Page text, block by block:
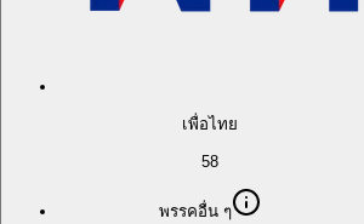
เพื่อไทย
58
พรรคอื่น ๆ